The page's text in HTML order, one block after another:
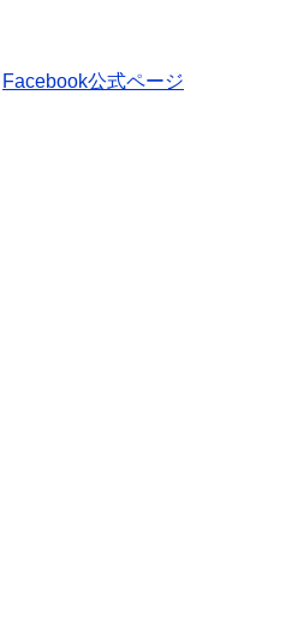
Facebook公式ページ